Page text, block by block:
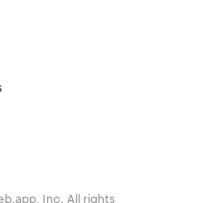
Inc. All rights